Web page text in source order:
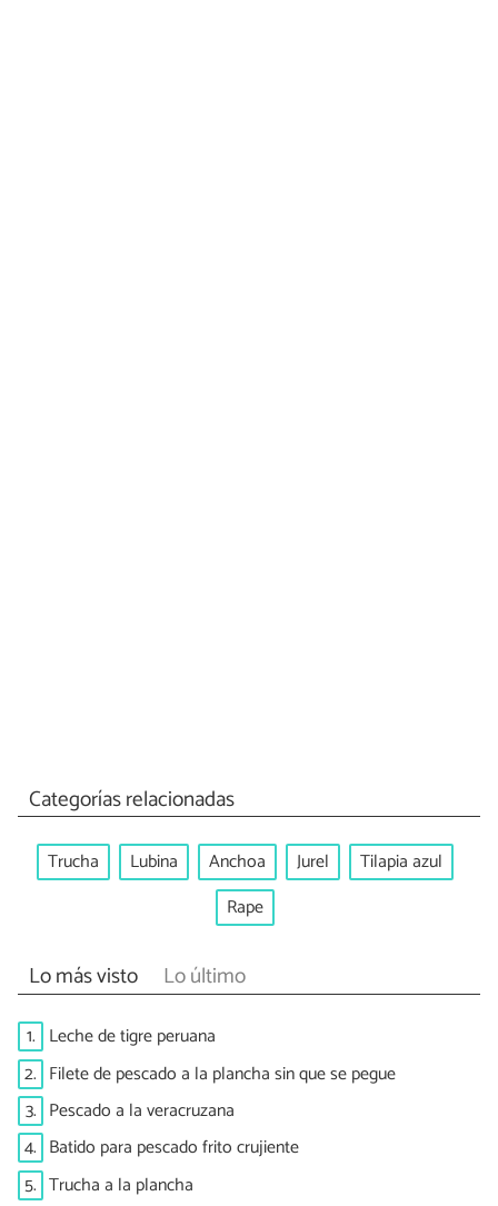
Categorías relacionadas
Trucha Lubina Anchoa Jurel
Tilapia azul
Rape
Lo más visto Lo último
1. Leche de tigre peruana
2. Filete de pescado a la plancha sin que se pegue
3. Pescado a la veracruzana
4. Batido para pescado frito crujiente
5. Trucha a la plancha